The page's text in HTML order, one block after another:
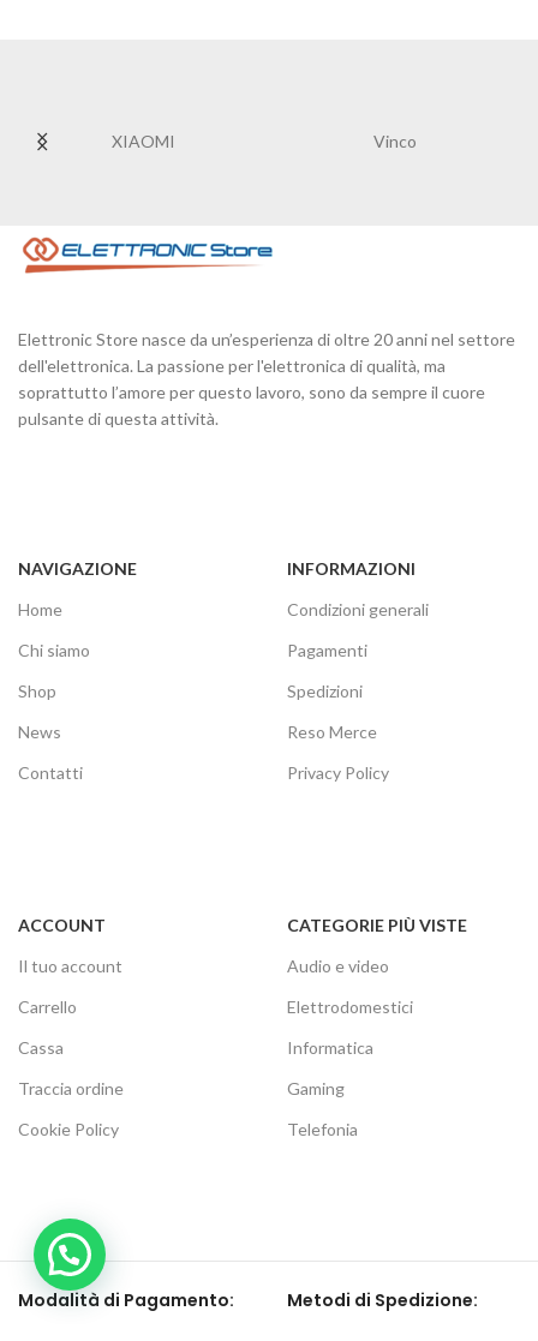
XIAOMI Vinco
Elettronic Store nasce da un’esperienza di oltre 20 anni nel settore
dell'elettronica. La passione per l'elettronica di qualità, ma
soprattutto l’amore per questo lavoro, sono da sempre il cuore
pulsante di questa attività.
NAVIGAZIONE
Home
Chi siamo
Shop
News
Contatti
INFORMAZIONI
Condizioni generali
Pagamenti
Spedizioni
Reso Merce
Privacy Policy
ACCOUNT
Il tuo account
Carrello
Cassa
Traccia ordine
Cookie Policy
CATEGORIE PIÙ VISTE
Audio e video
Elettrodomestici
Informatica
Gaming
Telefonia
Modalità di Pagamento: Metodi di Spedizione: